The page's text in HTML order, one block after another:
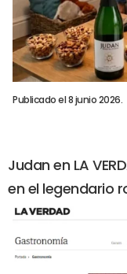
Publicado el 8 junio 2026.
Judan en LA
en el legendario